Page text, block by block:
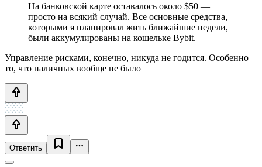
На банковской карте оставалось около $50 —
просто на всякий случай. Все основные средства,
которыми я планировал жить ближайшие недели,
были аккумулированы на кошельке Bybit.
Управление рисками, конечно, никуда не годится. Особенно
то, что наличных вообще не было
Ответить